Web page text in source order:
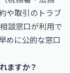
や取引のトラブ
談窓口が利用で
めに公的な窓口
ますか？